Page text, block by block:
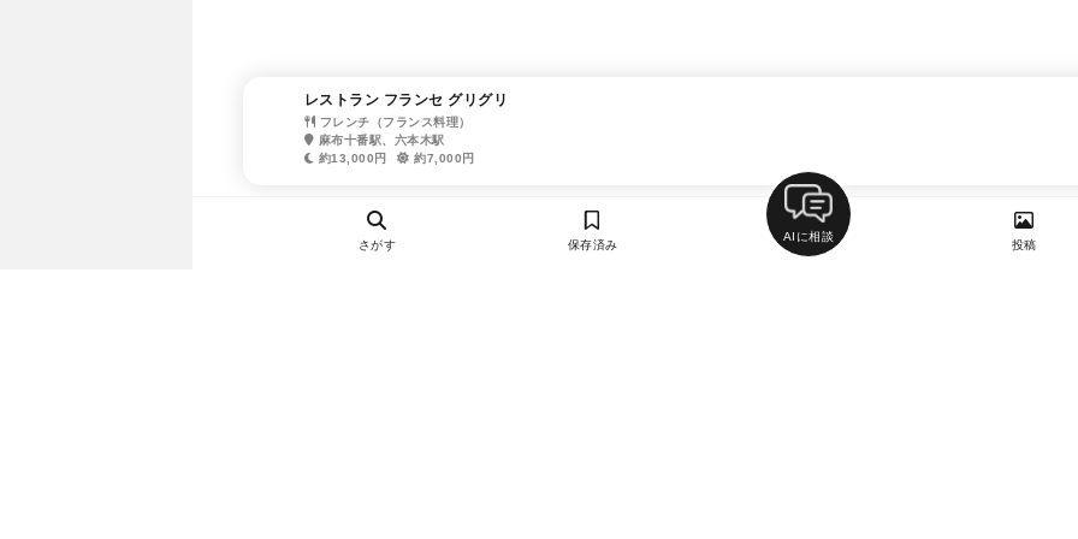
レストラン フランセ グリグリ
フレンチ（フランス料理）
麻布十番駅、六本木駅
約13,000円
約7,000円
さがす 保存済み
AIに相談
投稿